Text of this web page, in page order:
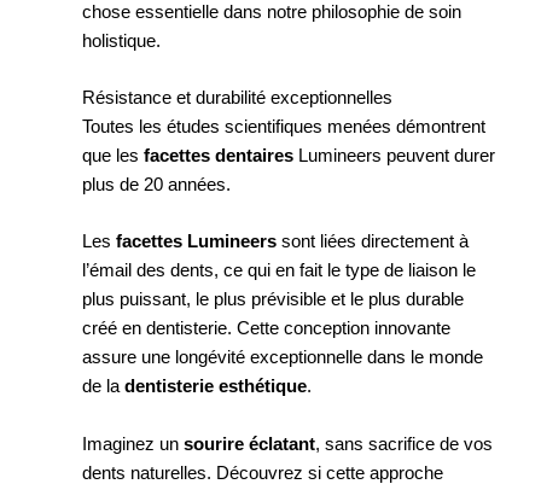
chose essentielle dans notre philosophie de soin
holistique.
Résistance et durabilité exceptionnelles
Toutes les études scientifiques menées démontrent
que les facettes dentairesLumineers peuvent durer
plus de 20 années.
Les facettes Lumineerssont liées directement à
l’émail des dents, ce qui en fait le type de liaison le
plus puissant, le plus prévisible et le plus durable
créé en dentisterie. Cette conception innovante
assure une longévité exceptionnelle dans le monde
de ladentisterie esthétique.
Imaginez un sourire éclatant, sans sacrifice de vos
dents naturelles. Découvrez si cette approche